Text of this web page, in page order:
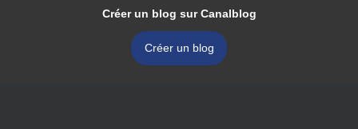
Créer un blog sur Canalblog
Créer un blog